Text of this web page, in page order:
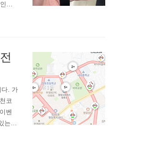
마
정
다. 가
코
벤
는
드